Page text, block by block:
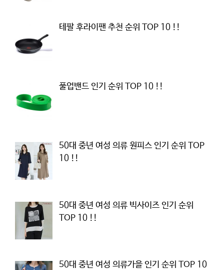
테팔 후라이팬 추천 순위 TOP 10 !!
풀업밴드 인기 순위 TOP 10 !!
50대 중년 여성 의류 원피스 인기 순위 TOP
10 !!
50대 중년 여성 의류 빅사이즈 인기 순위
TOP 10 !!
50대 중년 여성 의류가을 인기 순위 TOP 10